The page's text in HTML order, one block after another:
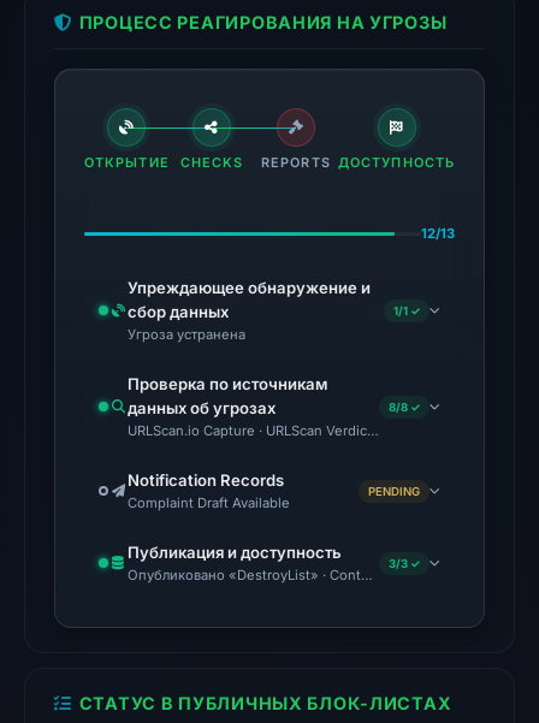
corroborating
Evidence
67/100;
this
score,
not
a
VirusTotal
4
detections
among
92
on
18,
ПРОЦЕСС РЕАГИРОВАНИЯ НА УГРОЗЫ
ОТКРЫТИЕ CHECKS REPORTS ДОСТУПНОСТЬ
12/13
Упреждающее обнаружение и
сбор данных
Угроза устранена
1/1 ✓
Проверка по источникам
данных об угрозах
URLScan.io Capture · URLScan Verdict · Cloudflare Radar
8/8 ✓
Notification Records
Complaint Draft Available
PENDING
Публикация и доступность
Опубликовано «DestroyList» · Content Observed Unavailable
3/3 ✓
СТАТУС В ПУБЛИЧНЫХ БЛОК-ЛИСТАХ